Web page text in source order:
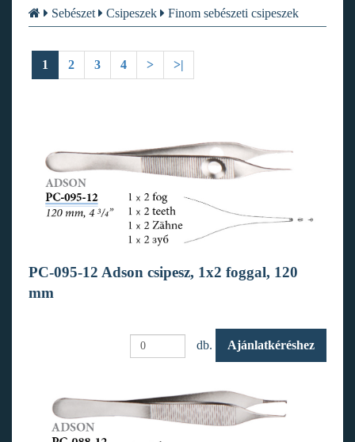
Sebészet Csipeszek Finom sebészeti csipeszek
1 2 3 4 > >|
PC-095-12 Adson csipesz, 1x2 foggal, 120
mm
db. Ajánlatkéréshez